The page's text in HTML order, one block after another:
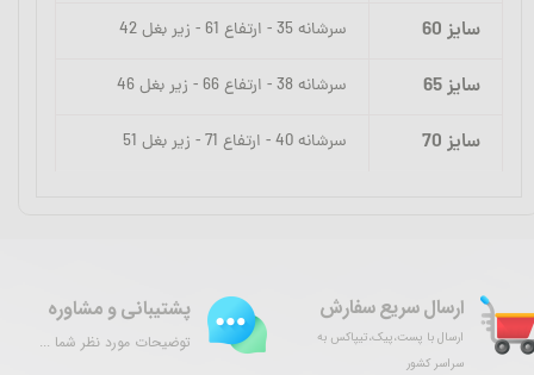
سایز 60 سرشانه 35 - ارتفاع 61 - زیر بغل 42
سایز 65 سرشانه 38 - ارتفاع 66 - زیر بغل 46
سایز 70 سرشانه 40 - ارتفاع 71 - زیر بغل 51
ارسال سریع سفارش
ارسال با پست،پیک،تیپاکس به
سراسر کشور
پشتیبانی و مشاوره
توضیحات مورد نظر شما ...